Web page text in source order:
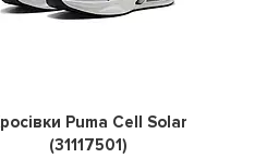
0
Puma Cell Solar
(31117501)